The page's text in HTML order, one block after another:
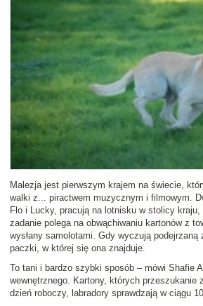
Malezja jest pierwszym krajem na świecie,
walki z... piractwem muzycznym i filmowym .
Flo i Lucky, pracują na lotnisku w stolicy kraju,
zadanie polega na obwąchiwaniu kartonów z
wysłany samolotami. Gdy wyczują podejrzaną
paczki, w której się ona znajduje.
To tani i bardzo szybki sposób – mówi Shafie
wewnętrznego. Kartony, których przeszukanie
dzień roboczy, labradory sprawdzają w ciągu